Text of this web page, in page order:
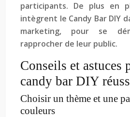
participants. De plus en
intègrent le Candy Bar DIY
marketing, pour se
rapprocher de leur public.
Conseils et astuces
candy bar DIY
Choisir un thème et une
couleurs